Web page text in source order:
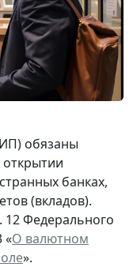
обязаны
банках,
(вкладов).
12 Федерального
«О валютном
».